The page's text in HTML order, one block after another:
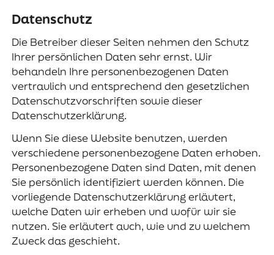
Datenschutz
Die Betreiber dieser Seiten nehmen den Schutz
Ihrer persönlichen Daten sehr ernst. Wir
behandeln Ihre personenbezogenen Daten
vertraulich und entsprechend den gesetzlichen
Datenschutzvorschriften sowie dieser
Datenschutzerklärung.
Wenn Sie diese Website benutzen, werden
verschiedene personenbezogene Daten erhoben.
Personenbezogene Daten sind Daten, mit denen
Sie persönlich identifiziert werden können. Die
vorliegende Datenschutzerklärung erläutert,
welche Daten wir erheben und wofür wir sie
nutzen. Sie erläutert auch, wie und zu welchem
Zweck das geschieht.